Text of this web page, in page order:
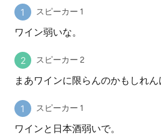
スピーカー 1
ワイン弱いな。
スピーカー 2
まあワインに限らんのかもしれん
スピーカー 1
ワインと日本酒弱いで。